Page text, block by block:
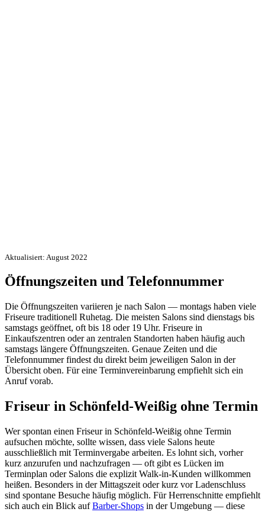
Aktualisiert: August 2022
Öffnungszeiten und Telefonnummer
Die Öffnungszeiten variieren je nach Salon — montags haben viele
Friseure traditionell Ruhetag. Die meisten Salons sind dienstags bis
samstags geöffnet, oft bis 18 oder 19 Uhr. Friseure in
Einkaufszentren oder an zentralen Standorten haben häufig auch
samstags längere Öffnungszeiten. Genaue Zeiten und die
Telefonnummer findest du direkt beim jeweiligen Salon in der
Übersicht oben. Für eine Terminvereinbarung empfiehlt sich ein
Anruf vorab.
Friseur in Schönfeld-Weißig ohne Termin
Wer spontan einen Friseur in Schönfeld-Weißig ohne Termin
aufsuchen möchte, sollte wissen, dass viele Salons heute
ausschließlich mit Terminvergabe arbeiten. Es lohnt sich, vorher
kurz anzurufen und nachzufragen — oft gibt es Lücken im
Terminplan oder Salons die explizit Walk-in-Kunden willkommen
heißen. Besonders in der Mittagszeit oder kurz vor Ladenschluss
sind spontane Besuche häufig möglich. Für Herrenschnitte empfiehlt
sich auch ein Blick aufBarber-Shops in der Umgebung — diese